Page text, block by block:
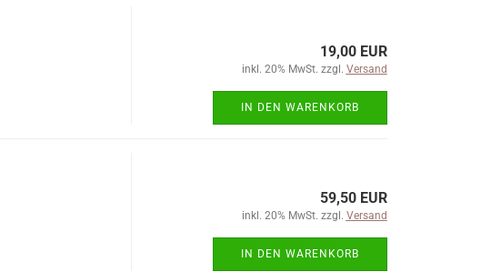
19,00 EUR
inkl. 20% MwSt. zzgl. Versand
IN DEN WARENKORB
59,50 EUR
inkl. 20% MwSt. zzgl. Versand
IN DEN WARENKORB